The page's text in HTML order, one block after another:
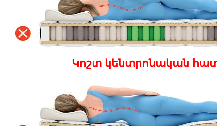
Կոշտ կենտրոնական